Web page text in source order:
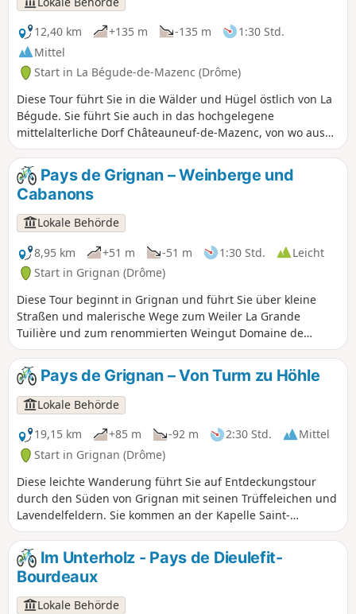
12,40 km
+135 m -135 m
1:30 Std.
Mittel
Start in La Bégude-de-Mazenc (Drôme)
Diese Tour führt Sie in die Wälder und Hügel östlich von La
Bégude. Sie führt Sie auch in das hochgelegene
mittelalterliche Dorf Châteauneuf-de-Mazenc, von wo aus
Sie dank der atemberaubenden Aussicht die Felder und
Gebäude der Ebene von La Valdaine entdecken können.
Pays de Grignan – Weinberge und
Cabanons
Lokale Behörde
8,95 km
+51 m -51 m 1:30 Std.
Leicht
Start in Grignan (Drôme)
Diese Tour beginnt in Grignan und führt Sie über kleine
Straßen und malerische Wege zum Weiler La Grande
Tuilière und zum renommierten Weingut Domaine de
Montine. Anschließend fahren Sie auf einem Weg durch die
Weinberge und genießen dabei einen wunderschönen
Ausblick auf das nicht minder berühmte Schloss von
Grignan. Von dort aus führt Sie ein unterhaltsamer Weg
zurück in Richtung Dorf, wo Sie über grasbewachsene
Alleen zum Ziel Ihrer Mountainbike-Tour gelangen.
Pays de Grignan – Von Turm zu Höhle
Lokale Behörde
19,15 km
+85 m -92 m 2:30 Std.
Mittel
Start in Grignan (Drôme)
Diese leichte Wanderung führt Sie auf Entdeckungstour
durch den Süden von Grignan mit seinen Trüffeleichen und
Lavendelfeldern. Sie kommen an der Kapelle Saint-
Barthélémy sowie am Dorf Chamaret mit seinem berühmten
Turm vorbei. Sie folgen einem malerischen Weg entlang
des Flusses Lez. Auf dem Rückweg kommen Sie an der
berühmten Grotte de Rochecourbière vorbei und erblicken
den „historischen Tisch“ von Madame de Sévigné.
Im Unterholz - Pays de Dieulefit-
Bourdeaux
Lokale Behörde